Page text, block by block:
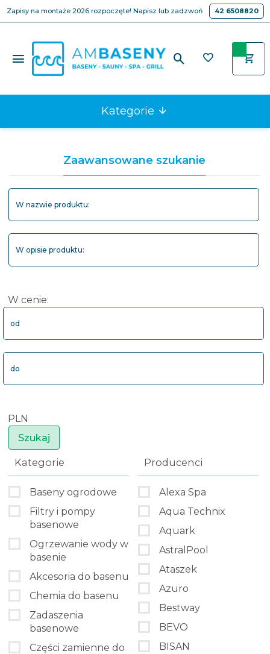
Zapisy na montaże 2026 rozpoczęte! Napisz lub zadzwoń 42 6508820
Kategorie
Zaawansowane szukanie
W nazwie produktu:
W opisie produktu:
W cenie:
od
do
PLN
Kategorie
Baseny ogrodowe
Filtry i pompy
basenowe
Ogrzewanie wody w
basenie
Akcesoria do basenu
Chemia do basenu
Zadaszenia
basenowe
Części zamienne do
Producenci
Alexa Spa
Aqua Technix
Aquark
AstralPool
Ataszek
Azuro
Bestway
BEVO
BISAN